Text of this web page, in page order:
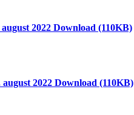
2022 Download (110KB)
2022 Download (110KB)